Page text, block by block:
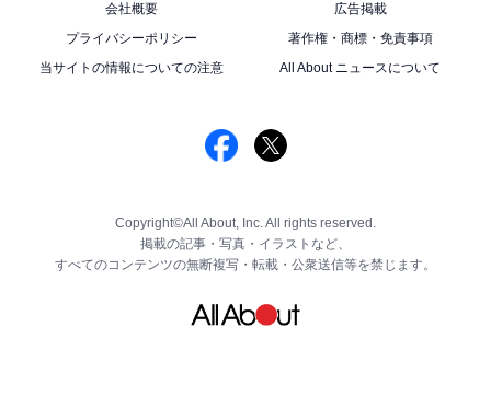
会社概要
広告掲載
プライバシーポリシー
著作権・商標・免責事項
当サイトの情報についての注意
All About ニュースについて
Copyright©All About, Inc. All rights reserved.
掲載の記事・写真・イラストなど、
すべてのコンテンツの無断複写・転載・公衆送信等を禁じます。